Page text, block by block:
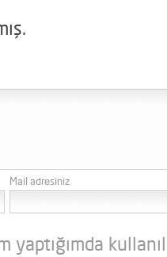
Mail adresiniz